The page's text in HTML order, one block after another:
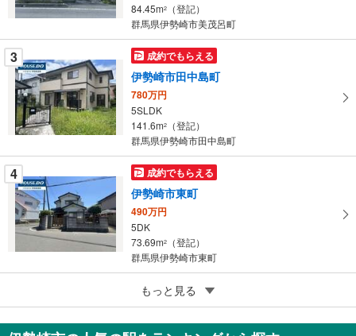
ー
に
保
存
す
る
84.45m2
（登記）
群馬県伊勢崎市美茂呂町
3 成約でもらえる
伊勢崎市田中島町
780万円
5SLDK
141.6m2
（登記）
群馬県伊勢崎市田中島町
4 成約でもらえる
伊勢崎市東町
490万円
5DK
73.69m2
（登記）
群馬県伊勢崎市東町
成約でもらえる
伊勢崎市東小保方町
1,580万円
もっと見る